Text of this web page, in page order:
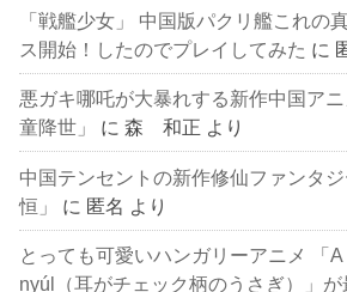
「戦艦少女」 中国版パクリ艦これの
ス開始！したのでプレイしてみた に
悪ガキ哪吒が大暴れする新作中国ア
童降世」
に森 和正 より
中国テンセントの新作修仙ファンタ
恒」
に 匿名 より
とっても可愛いハンガリーアニメ 「
nyúl（耳がチェック柄のうさぎ）」が